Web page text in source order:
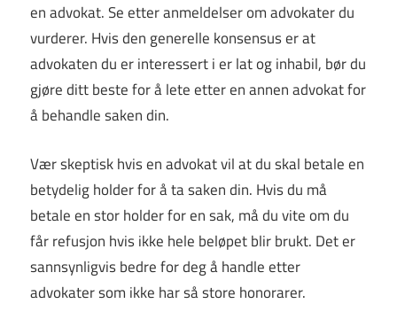
en advokat. Se etter anmeldelser om advokater du
vurderer. Hvis den generelle konsensus er at
advokaten du er interessert i er lat og inhabil, bør du
gjøre ditt beste for å lete etter en annen advokat for
å behandle saken din.
Vær skeptisk hvis en advokat vil at du skal betale en
betydelig holder for å ta saken din. Hvis du må
betale en stor holder for en sak, må du vite om du
får refusjon hvis ikke hele beløpet blir brukt. Det er
sannsynligvis bedre for deg å handle etter
advokater som ikke har så store honorarer.